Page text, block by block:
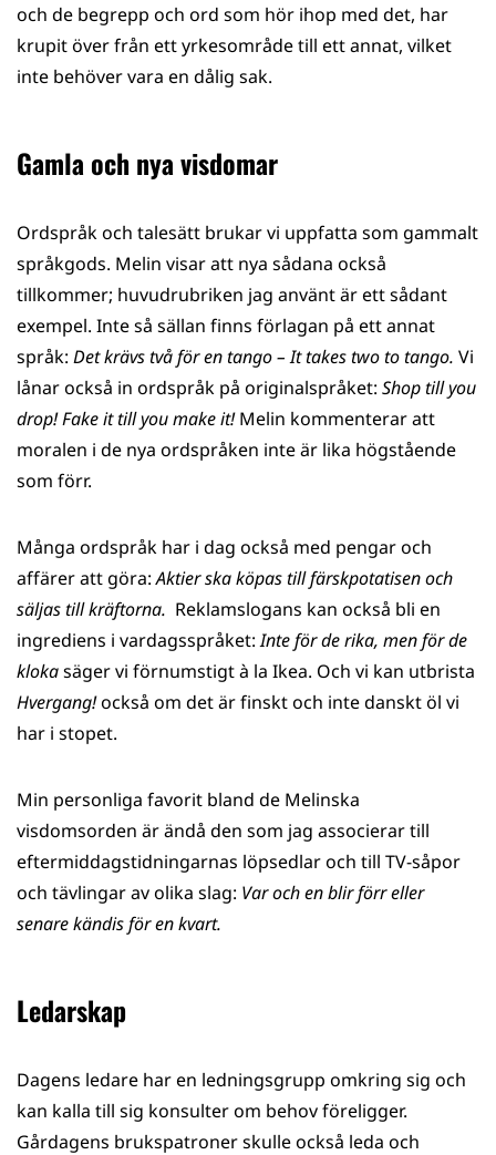
och de begrepp och ord som hör ihop med det, har
krupit över från ett yrkesområde till ett annat, vilket
inte behöver vara en dålig sak.
Gamla och nya visdomar
Ordspråk och talesätt brukar vi uppfatta som gammalt
språkgods. Melin visar att nya sådana också
tillkommer; huvudrubriken jag använt är ett sådant
exempel. Inte så sällan finns förlagan på ett annat
språk: Det krävs två för en tango – It takes two to tango. Vi
lånar också in ordspråk på originalspråket: Shop till you
drop! Fake it till you make it!Melin kommenterar att
moralen i de nya ordspråken inte är lika högstående
som förr.
Många ordspråk har i dag också med pengar och
affärer att göra:Aktier ska köpas till färskpotatisen och
säljas till kräftorna. Reklamslogans kan också bli en
ingrediens i vardagsspråket:Inte för de rika, men för de
klokasäger vi förnumstigt à la Ikea. Och vi kan utbrista
Hvergang!också om det är finskt och inte danskt öl vi
har i stopet.
Min personliga favorit bland de Melinska
visdomsorden är ändå den som jag associerar till
eftermiddagstidningarnas löpsedlar och till TV-såpor
och tävlingar av olika slag: Var och en blir förr eller
senare kändis för en kvart.
Ledarskap
Dagens ledare har en ledningsgrupp omkring sig och
kan kalla till sig konsulter om behov föreligger.
Gårdagens brukspatroner skulle också leda och